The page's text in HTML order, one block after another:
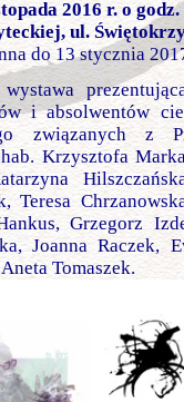
2016 r. o godz.
ul.
do 13 stycznia
i absolwentów
związanych z
Krzysztofa
Teresa
Grzegorz
Joanna Raczek,
Tomaszek.